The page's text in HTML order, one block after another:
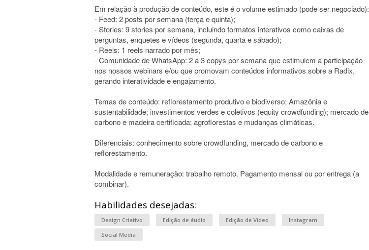
Em relação à produção de conteúdo, este é o volume estimado (pode ser negociado):
- Feed: 2 posts por semana (terça e quinta);
- Stories: 9 stories por semana, incluindo formatos interativos como caixas de
perguntas, enquetes e vídeos (segunda, quarta e sábado);
- Reels: 1 reels narrado por mês;
- Comunidade de WhatsApp: 2 a 3 copys por semana que estimulem a participação
nos nossos webinars e/ou que promovam conteúdos informativos sobre a Radix,
gerando interatividade e engajamento.
Temas de conteúdo: reflorestamento produtivo e biodiverso; Amazônia e
sustentabilidade; investimentos verdes e coletivos (equity crowdfunding); mercado de
carbono e madeira certificada; agroflorestas e mudanças climáticas.
Diferenciais: conhecimento sobre crowdfunding, mercado de carbono e
reflorestamento.
Modalidade e remuneração: trabalho remoto. Pagamento mensal ou por entrega (a
combinar).
Habilidades desejadas:
Design Criativo Edição de áudio Edição de Vídeo
Instagram
Social Media